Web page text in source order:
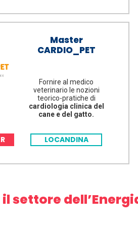
Master
CARDIO_PET
Fornire al medico
veterinario le nozioni
teorico-pratiche di
cardiologia clinica del
cane e del gatto.
LOCANDINA
settore